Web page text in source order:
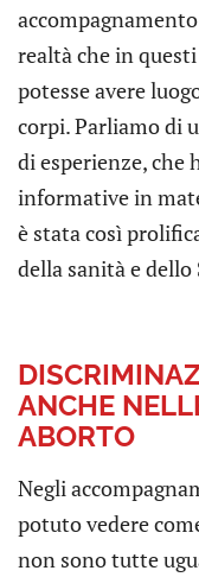
realtà che in
potesse avere
corpi. Parliamo di
di esperienze, che
informative in
è stata così
della sanità e dello
ANCHE
ABORTO
Negli
potuto vedere
non sono tutte